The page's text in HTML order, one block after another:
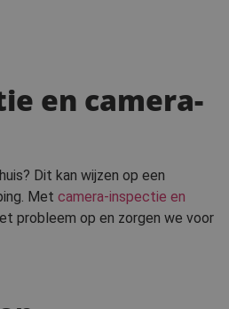
en camera-
Dit kan wijzen op een
Met camera-inspectie en
probleem op en zorgen we voor